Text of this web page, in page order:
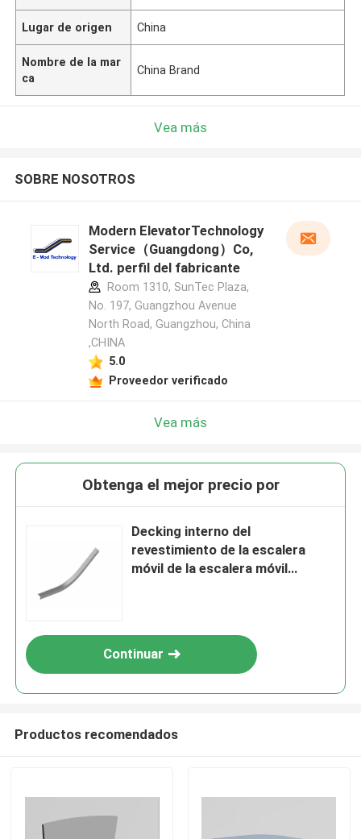
Lugar de origen China
Nombre de la mar
ca
China Brand
Vea más
SOBRE NOSOTROS
Modern ElevatorTechnology
Service（Guangdong）Co,
Ltd. perfil del fabricante
Room 1310, SunTec Plaza,
No. 197, Guangzhou Avenue
North Road, Guangzhou, China
,CHINA
5.0
Proveedor verificado
Vea más
Obtenga el mejor precio por
Decking interno del
revestimiento de la escalera
móvil de la escalera móvil
Continuar
Productos recomendados